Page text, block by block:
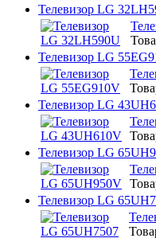
Телевизор LG
Телевизор LG
Телевизор LG
Телевизор LG
Телевизор LG